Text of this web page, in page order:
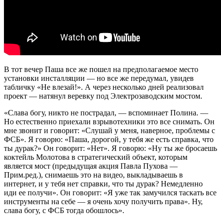
В тот вечер Паша все же пошел на предполагаемое место
установки инсталляции — но все же передумал, увидев
табличку «Не влезай!». А через несколько дней реализовал
проект — натянул веревку под Электрозаводским мостом.
«Слава богу, никто не пострадал, — вспоминает Полина. —
Но естественно приехали взрывотехники это все снимать. Он
мне звонит и говорит: «Слушай у меня, наверное, проблемы с
ФСБ». Я говорю: «Паша, дорогой, у тебя же есть справка, что
ты дурак?» Он говорит: «Нет». Я говорю: «Ну ты же бросаешь
коктейль Молотова в стратегический объект, которым
является мост (предыдущая акция Павла Пухова —
Прим.ред.), снимаешь это на видео, выкладываешь в
интернет, и у тебя нет справки, что ты дурак? Немедленно
иди ее получи». Он говорит: «Я уже так замучился таскать все
инструменты на себе — я очень хочу получить права». Ну,
слава богу, с ФСБ тогда обошлось».